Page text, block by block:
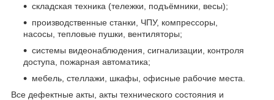
складская техника (тележки, подъёмники, весы);
производственные станки, ЧПУ, компрессоры,
насосы, тепловые пушки, вентиляторы;
системы видеонаблюдения, сигнализации, контроля
доступа, пожарная автоматика;
мебель, стеллажи, шкафы, офисные рабочие места.
Все дефектные акты, акты технического состояния и